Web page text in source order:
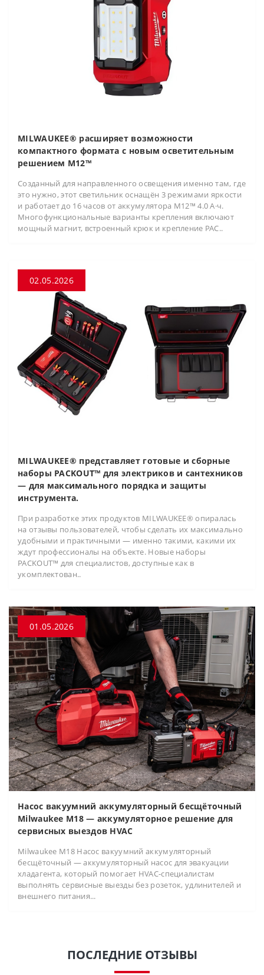
MILWAUKEE® расширяет возможности
компактного формата с новым осветительным
решением M12™
Созданный для направленного освещения именно там, где
это нужно, этот светильник оснащён 3 режимами яркости
и работает до 16 часов от аккумулятора M12™ 4.0 А·ч.
Многофункциональные варианты крепления включают
мощный магнит, встроенный крюк и крепление PAC..
02.05.2026
MILWAUKEE® представляет готовые и сборные
наборы PACKOUT™ для электриков и сантехников
— для максимального порядка и защиты
инструмента.
При разработке этих продуктов MILWAUKEE® опиралась
на отзывы пользователей, чтобы сделать их максимально
удобными и практичными — именно такими, какими их
ждут профессионалы на объекте. Новые наборы
PACKOUT™ для специалистов, доступные как в
укомплектован..
01.05.2026
Насос вакуумний аккумуляторный бесщёточный
Milwaukee M18 — аккумуляторное решение для
сервисных выездов HVAC
Milwaukee M18 Насос вакуумний аккумуляторный
бесщёточный — аккумуляторный насос для эвакуации
хладагента, который помогает HVAC-специалистам
выполнять сервисные выезды без розеток, удлинителей и
внешнего питания...
ПОСЛЕДНИЕ ОТЗЫВЫ